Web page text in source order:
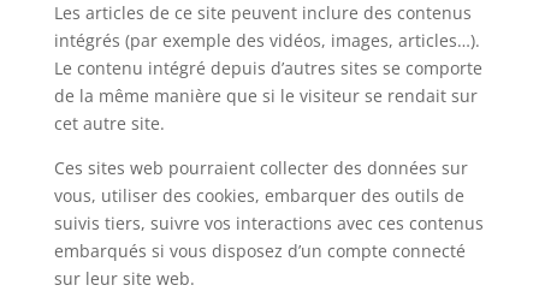
Les articles de ce site peuvent inclure des contenus
intégrés (par exemple des vidéos, images, articles…).
Le contenu intégré depuis d’autres sites se comporte
de la même manière que si le visiteur se rendait sur
cet autre site.
Ces sites web pourraient collecter des données sur
vous, utiliser des cookies, embarquer des outils de
suivis tiers, suivre vos interactions avec ces contenus
embarqués si vous disposez d’un compte connecté
sur leur site web.